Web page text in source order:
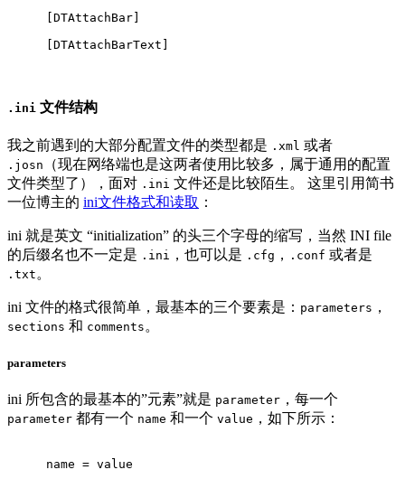
[DTAttachBar]
[DTAttachBarText]
.ini 文件结构
我之前遇到的大部分配置文件的类型都是 .xml 或者
.josn
（现在网络端也是这两者使用比较多，属于通用的配置
文件类型了），面对 .ini 文件还是比较陌生。 这里引用简书
一位博主的 ini文件格式和读取 ：
ini 就是英文 “initialization” 的头三个字母的缩写，当然 INI file
的后缀名也不一定是 .ini ，也可以是 .cfg ， .conf 或者是
.txt 。
ini 文件的格式很简单，最基本的三个要素是： parameters ，
sections 和 comments 。
parameters
ini 所包含的最基本的”元素”就是 parameter ，每一个
parameter 都有一个 name 和一个 value ，如下所示：
name = value